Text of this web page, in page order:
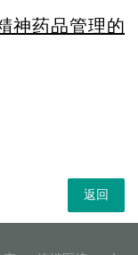
神药品管理的
返回